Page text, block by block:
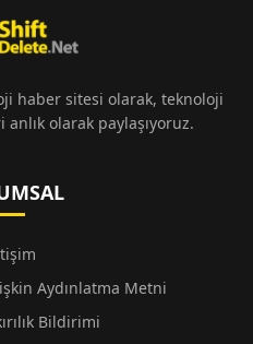
haber sitesi olarak, teknoloji
olarak paylaşıyoruz.
Aydınlatma Metni
Bildirimi